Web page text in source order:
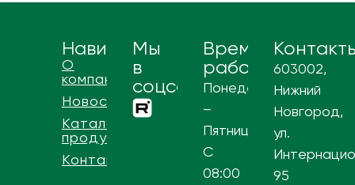
Навигация
О
компании
Новости
Каталог
продукции
Контакты
Мы
в
соцсетях
Время
работы
Понедельник
–
Пятница
С
08:00
603002,
Нижний
Новгород,
ул.
95